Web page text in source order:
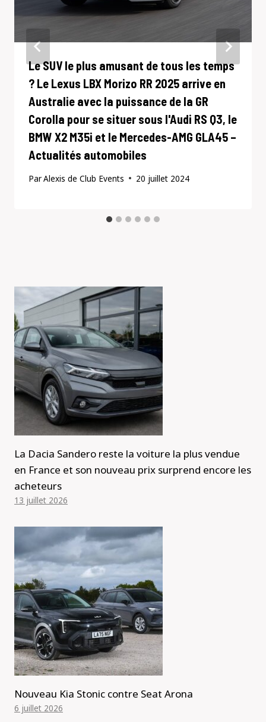
Le SUV le plus amusant de tous les temps
? Le Lexus LBX Morizo ​​RR 2025 arrive en
Australie avec la puissance de la GR
Corolla pour se situer sous l'Audi RS Q3, le
BMW X2 M35i et le Mercedes-AMG GLA45 –
Actualités automobiles
ParAlexis de Club Events 20 juillet 2024
La Dacia Sandero reste la voiture la plus vendue
en France et son nouveau prix surprend encore les
acheteurs
13 juillet 2026
Nouveau Kia Stonic contre Seat Arona
6 juillet 2026